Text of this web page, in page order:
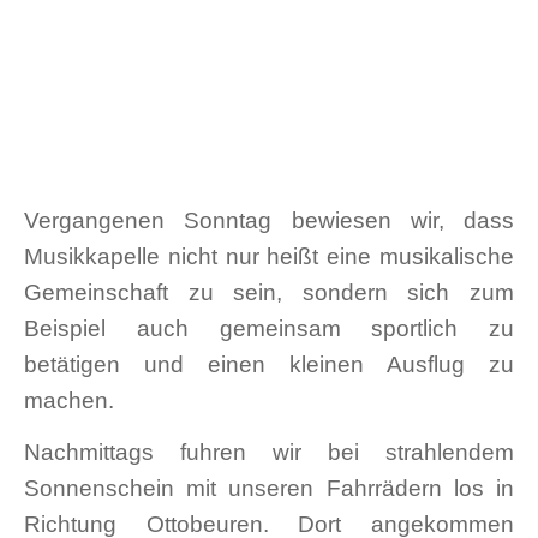
Vergangenen Sonntag bewiesen wir, dass
Musikkapelle nicht nur heißt eine musikalische
Gemeinschaft zu sein, sondern sich zum
Beispiel auch gemeinsam sportlich zu
betätigen und einen kleinen Ausflug zu
machen.
Nachmittags fuhren wir bei strahlendem
Sonnenschein mit unseren Fahrrädern los in
Richtung Ottobeuren. Dort angekommen